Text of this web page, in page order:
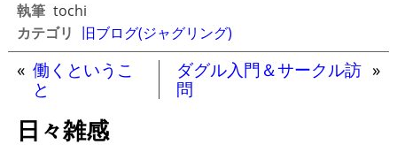
執筆 tochi
カテゴリ 旧ブログ(ジャグリング)
« 働くというこ
と
ダグル入門＆サークル訪
問
»
日々雑感